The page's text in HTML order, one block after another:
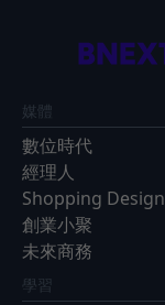
媒體
數位時代
經理人
Shopping Design
創業小聚
未來商務
學習